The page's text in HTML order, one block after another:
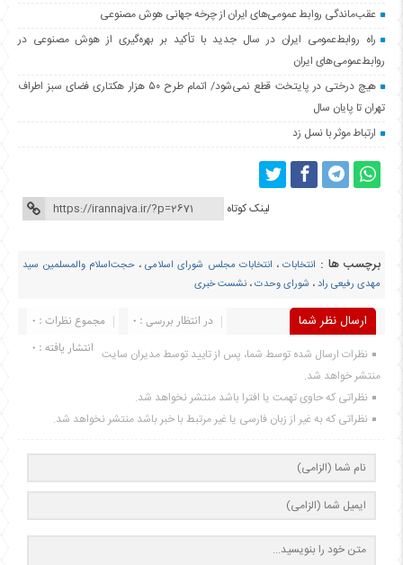
عقب‌ماندگی روابط عمومی‌های ایران از چرخه جهانی هوش مصنوعی
راه روابط‌عمومی ایران در سال جدید با تأکید بر بهره‌گیری از هوش مصنوعی در
روابط‌عمومی‌های ایران
هیچ درختی در پایتخت قطع نمی‌شود/ اتمام طرح ۵۰ هزار هکتاری فضای سبز اطراف
تهران تا پایان سال
ارتباط موثر با نسل زد
لینک کوتاه
برچسب ها : انتخابات ، انتخابات مجلس شورای اسلامی، حجت‌اسلام والمسلمین سید
مهدی رفیعی راد، شورای وحدت، نشست خبری
ارسال نظر شما مجموع نظرات : 0
در انتظار بررسی : 0
انتشار یافته : 0 نظرات ارسال شده توسط شما، پس از تایید توسط مدیران سایت
منتشر خواهد شد.
نظراتی که حاوی تهمت یا افترا باشد منتشر نخواهد شد.
نظراتی که به غیر از زبان فارسی یا غیر مرتبط با خبر باشد منتشر نخواهد شد.